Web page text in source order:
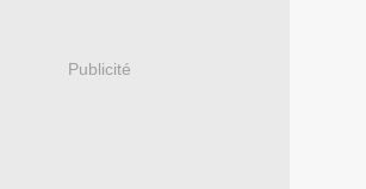
Publicité